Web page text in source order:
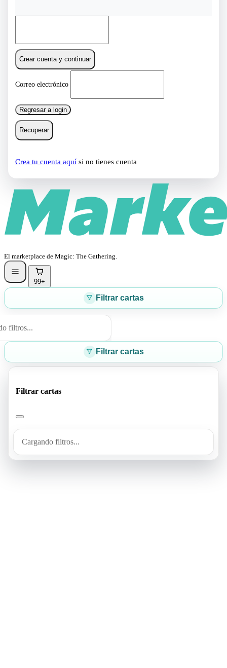
Crear cuenta y continuar
Correo electrónico
Regresar a login
Recuperar
Crea tu cuenta aquísi no tienes cuenta
El marketplace de Magic: The Gathering.
99+
Filtrar cartas
filtros...
Filtrar cartas
Filtrar cartas
Cargando filtros...